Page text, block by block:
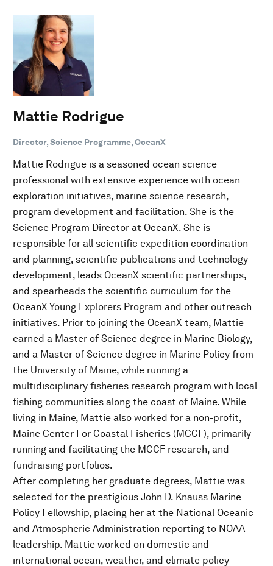
Mattie Rodrigue
Director, Science Programme, OceanX
Mattie Rodrigue is a seasoned ocean science
professional with extensive experience with ocean
exploration initiatives, marine science research,
program development and facilitation. She is the
Science Program Director at OceanX. She is
responsible for all scientific expedition coordination
and planning, scientific publications and technology
development, leads OceanX scientific partnerships,
and spearheads the scientific curriculum for the
OceanX Young Explorers Program and other outreach
initiatives. Prior to joining the OceanX team, Mattie
earned a Master of Science degree in Marine Biology,
and a Master of Science degree in Marine Policy from
the University of Maine, while running a
multidisciplinary fisheries research program with local
fishing communities along the coast of Maine. While
living in Maine, Mattie also worked for a non-profit,
Maine Center For Coastal Fisheries (MCCF), primarily
running and facilitating the MCCF research, and
fundraising portfolios.
After completing her graduate degrees, Mattie was
selected for the prestigious John D. Knauss Marine
Policy Fellowship, placing her at the National Oceanic
and Atmospheric Administration reporting to NOAA
leadership. Mattie worked on domestic and
international ocean, weather, and climate policy